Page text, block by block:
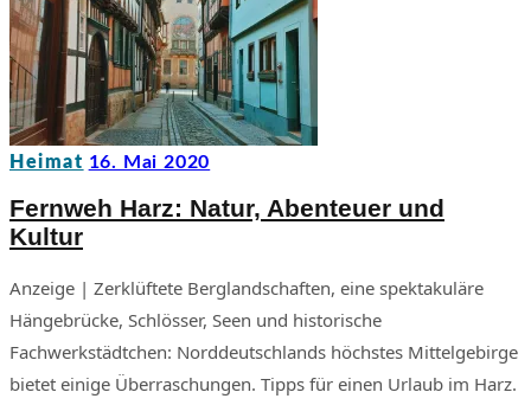
Heimat 16. Mai 2020
Fernweh Harz: Natur, Abenteuer und
Kultur
Anzeige | Zerklüftete Berglandschaften, eine spektakuläre
Hängebrücke, Schlösser, Seen und historische
Fachwerkstädtchen: Norddeutschlands höchstes Mittelgebirge
bietet einige Überraschungen. Tipps für einen Urlaub im Harz.